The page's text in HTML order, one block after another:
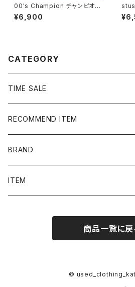
00's Champion チャンピオ
ン リバースウィーブ ラクロ
ス プリント 2XLサイズ ネ
¥6,900
ン
ロ
CATEGORY
TIME SALE
RECOMMEND ITEM
BRAND
NIKE
Ralph Lauren/Polo Sport
ITEM
商品一覧に戻
©